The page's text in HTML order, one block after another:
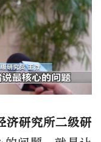
济研究所二级研